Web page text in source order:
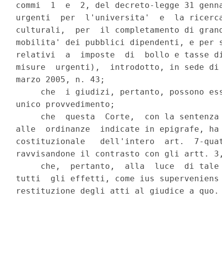
commi  1  e  2, del decreto-legge 31
urgenti  per  l'universita'  e  la
culturali,  per  il completamento di
mobilita' dei pubblici dipendenti, e per
relativi  a  imposte  di  bollo e tasse di
misure  urgenti),  introdotto, in sede di
marzo 2005, n. 43;
che  i giudizi, pertanto, possono
unico provvedimento;
che  questa  Corte,  con la
alle  ordinanze  indicate in epigrafe,
costituzionale   dell'intero  art.  7-
ravvisandone il contrasto con gli artt.
che,  pertanto,  alla  luce  di
tutti  gli effetti, come ius superveniens